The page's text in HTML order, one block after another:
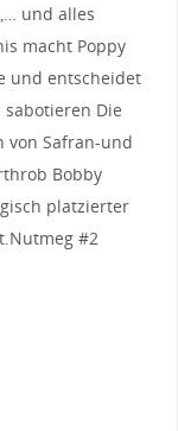
und alles
macht Poppy
und entscheidet
sabotieren Die
von Safran-und
Bobby
platzierter
#2